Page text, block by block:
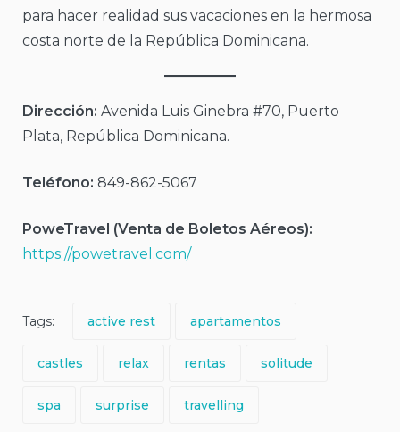
para hacer realidad sus vacaciones en la hermosa
costa norte de la República Dominicana.
Dirección: Avenida Luis Ginebra #70, Puerto
Plata, República Dominicana.
Teléfono: 849-862-5067
PoweTravel (Venta de Boletos Aéreos):
https://powetravel.com/
Tags: active rest apartamentos
castles relax rentas solitude
spa surprise travelling